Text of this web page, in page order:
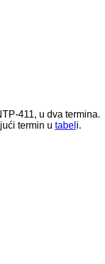
411, u dva termina.
termin u tabel i.